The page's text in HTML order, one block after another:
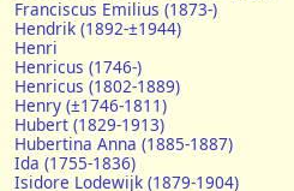
Franciscus Emilius (1873-)
Hendrik (1892-±1944)
Henri
Henricus (1746-)
Henricus (1802-1889)
Henry (±1746-1811)
Hubert (1829-1913)
Hubertina Anna (1885-1887)
Ida (1755-1836)
Isidore Lodewijk (1879-1904)